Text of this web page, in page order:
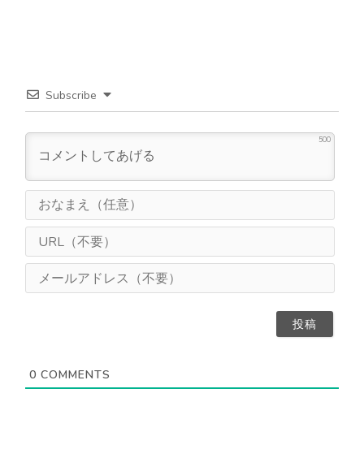
Subscribe
500
ま
（
意
L
（
0 COMMENTS